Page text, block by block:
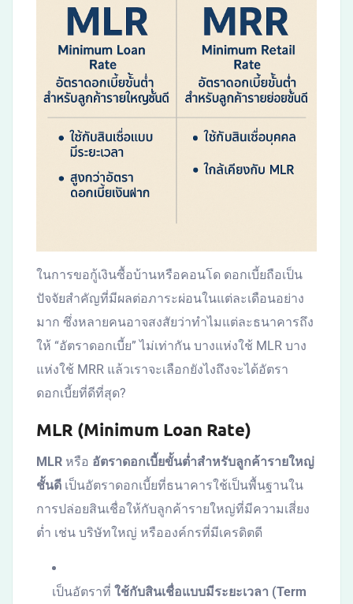
ในการขอกู้เงินซื้อบ้านหรือคอนโด ดอกเบี้ยถือเป็น
ปัจจัยสำคัญที่มีผลต่อภาระผ่อนในแต่ละเดือนอย่าง
มาก ซึ่งหลายคนอาจสงสัยว่าทำไมแต่ละธนาคารถึง
ให้ “อัตราดอกเบี้ย” ไม่เท่ากัน บางแห่งใช้ MLR บาง
แห่งใช้ MRR แล้วเราจะเลือกยังไงถึงจะได้อัตรา
ดอกเบี้ยที่ดีที่สุด?
MLR (Minimum Loan Rate)
MLR หรือ อัตราดอกเบี้ยขั้นต่ำสำหรับลูกค้ารายใหญ่
ชั้นดี เป็นอัตราดอกเบี้ยที่ธนาคารใช้เป็นพื้นฐานใน
การปล่อยสินเชื่อให้กับลูกค้ารายใหญ่ที่มีความเสี่ยง
ต่ำ เช่น บริษัทใหญ่ หรือองค์กรที่มีเครดิตดี
เป็นอัตราที่ ใช้กับสินเชื่อแบบมีระยะเวลา (Term